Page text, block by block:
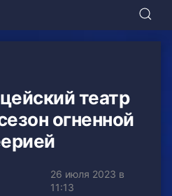
театр
огненной
26 июля 2023 в
11:13